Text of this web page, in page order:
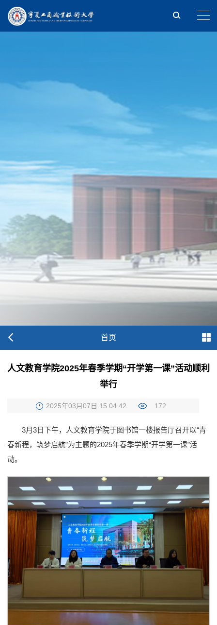
首页
人文教育学院2025年春季学期“开学第一课”活动顺利
举行
2025年03月07日 15:04:42 172
3月3日下午，人文教育学院于图书馆一楼报告厅召开以“青
春新程，筑梦启航”为主题的2025年春季学期“开学第一课”活
动。